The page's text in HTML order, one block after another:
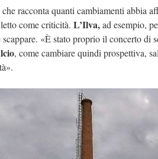
che racconta quanti cambiamenti
come criticità. L’Ilva,ad esempio,
«È stato proprio il concerto
, come cambiare quindi prospettiva,